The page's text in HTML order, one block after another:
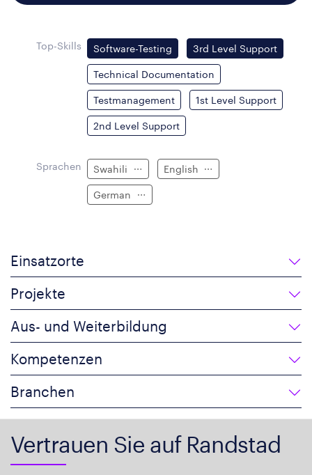
Top-Skills Software-Testing 3rd Level Support
Technical Documentation
Testmanagement 1st Level Support
2nd Level Support
Sprachen Swahili English
German
Einsatzorte
Projekte
Aus- und Weiterbildung
Kompetenzen
Branchen
Vertrauen Sie auf Randstad